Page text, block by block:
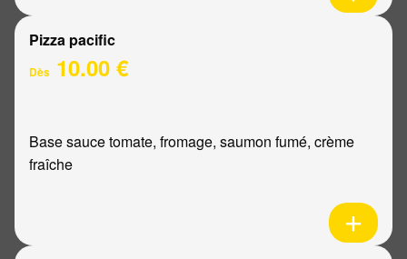
Pizza pacific
Dès 10.00 €
Base sauce tomate, fromage, saumon fumé, crème
fraîche